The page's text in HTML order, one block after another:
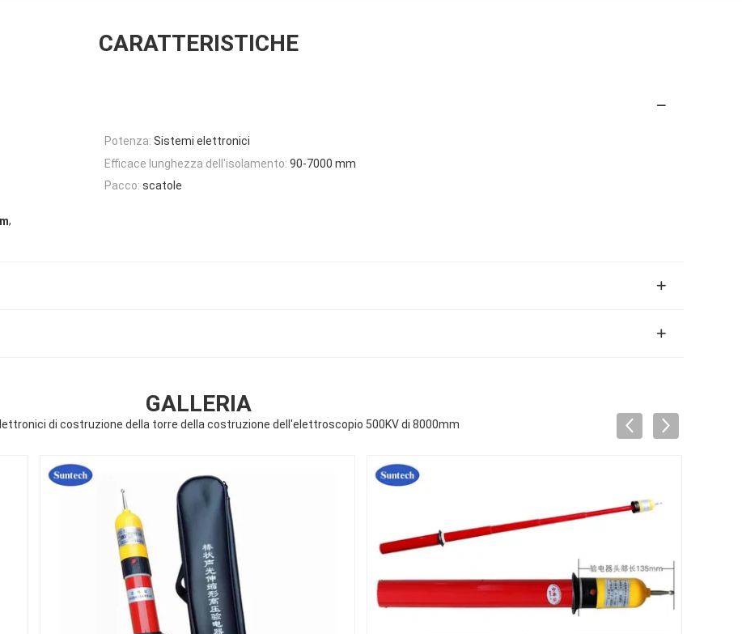
CARATTERISTICHE
Potenza: Sistemi elettronici
Efficace lunghezza dell'isolamento: 90-7000 mm
Pacco: scatole
,
GALLERIA
di costruzione della torre della costruzione dell'elettroscopio 500KV di 8000mm